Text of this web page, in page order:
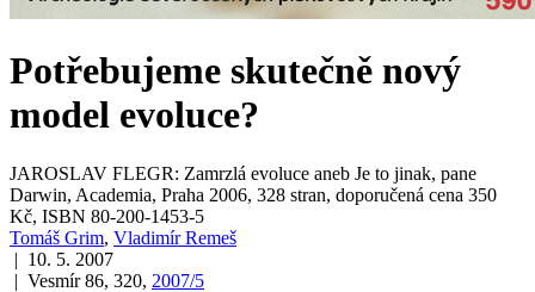
Potřebujeme skutečně nový
model evoluce?
JAROSLAV FLEGR: Zamrzlá evoluce aneb Je to jinak, pane
Darwin, Academia, Praha 2006, 328 stran, doporučená cena 350
Kč, ISBN 80-200-1453-5
Tomáš Grim, Vladimír Remeš
| 10. 5. 2007
| Vesmír 86, 320, 2007/5